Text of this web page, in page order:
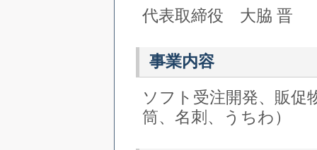
代表取締役 大脇 晋
事業内容
ソフト受注開発、販促
筒、名刺、うちわ）